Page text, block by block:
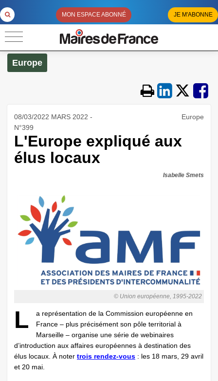
MON ESPACE ABONNÉ JE M'ABONNE
Europe
08/03/2022 MARS 2022 -
N°399
Europe
L'Europe expliqué aux
élus locaux
Isabelle Smets
© Union européenne, 1995-2022
L
a représentation de la Commission européenne en
France – plus précisément son pôle territorial à
Marseille – organise une série de webinaires
d’introduction aux affaires européennes à destination des
élus locaux. À noter trois rendez-vous : les 18 mars, 29 avril
et 20 mai.